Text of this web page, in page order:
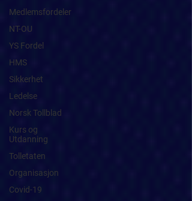
Medlemsfordeler
NT-OU
YS Fordel
HMS
Sikkerhet
Ledelse
Norsk Tollblad
Kurs og
Utdanning
Tolletaten
Organisasjon
Covid-19